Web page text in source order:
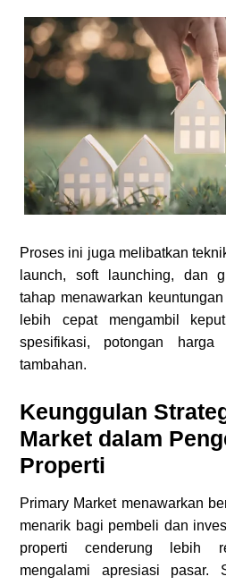
Proses ini juga melibatkan
launch, soft launching, dan
tahap menawarkan
lebih cepat mengambil
spesifikasi, potongan
tambahan.
Keunggulan
Market dalam
Properti
Primary Market menawarkan
menarik bagi pembeli dan
properti cenderung lebih
mengalami apresiasi